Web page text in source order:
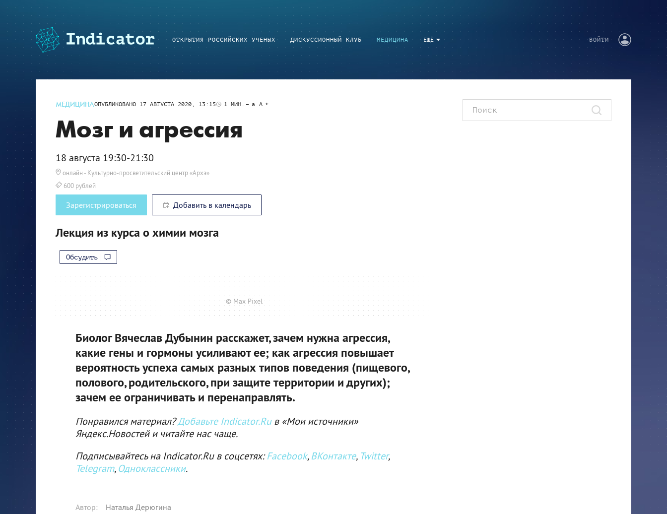
ЕЩЁ
ОТКРЫТИЯ РОССИЙСКИХ УЧЕНЫХ ДИСКУССИОННЫЙ КЛУБ МЕДИЦИНА ВОЙТИ
МЕДИЦИНАОПУБЛИКОВАНО 17 АВГУСТА 2020, 13:15 1 МИН. a A
Мозг и агрессия
18 августа 19:30-21:30
онлайн - Культурно-просветительский центр «Архэ»
600 рублей
Зарегистрироваться Добавить в календарь
Лекция из курса о химии мозга
Обсудить
© Max Pixel
Биолог Вячеслав Дубынин расскажет, зачем нужна агрессия,
какие гены и гормоны усиливают ее; как агрессия повышает
вероятность успеха самых разных типов поведения (пищевого,
полового, родительского, при защите территории и других);
зачем ее ограничивать и перенаправлять.
Понравился материал?Добавьте Indicator.Ruв «Мои источники»
Яндекс.Новостей и читайте нас чаще.
Подписывайтесь на Indicator.Ru в соцсетях:Facebook, ВКонтакте, Twitter,
Telegram, Одноклассники.
Автор: Наталья Дерюгина